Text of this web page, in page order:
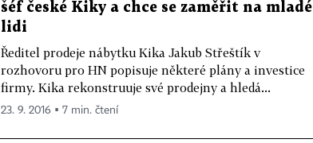
šéf české Kiky a chce se zaměřit na mladé
lidi
Ředitel prodeje nábytku Kika Jakub Střeštík v
rozhovoru pro HN popisuje některé plány a investice
firmy. Kika rekonstruuje své prodejny a hledá...
23. 9. 2016 ▪ 7 min. čtení